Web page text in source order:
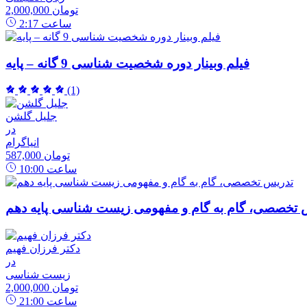
2,000,000 تومان
2:17 ساعت
فیلم وبینار دوره شخصیت شناسی 9 گانه – پایه
(1)
جلیل گلشن
در
انیاگرام
587,000 تومان
10:00 ساعت
تخصصی، گام به گام و مفهومی زیست شناسی پایه دهم
دکتر فرزان فهیم
در
زیست شناسی
2,000,000 تومان
21:00 ساعت